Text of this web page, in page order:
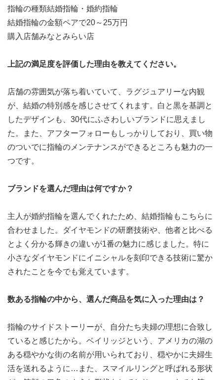
指輪の種類結婚指輪・婚約指輪
結婚指輪の金額ペアで20～25万円
購入店舗みなとみらい店
上記の満足度を評価した理由を教えてください。
店舗の雰囲気が落ち着いていて、ラグジュアリーな内観
が、結婚の特別感を感じさせてくれます。白と黒を基調と
したデザインも、30代にふさわしいブランドに思えまし
た。また、アフターフォローもしっかりしており、買い物
のついでに指輪のメンテナンスができるところも魅力の一
つです。
ブランドを選んだ理由は何ですか？
主人が婚約指輪を選んでくれたため、結婚指輪もこちらに
合わせました。ダイヤモンドの研磨技術や、他者と比べる
とよく分かる輝きの違いが1番の魅力に感じました。特に
小さなダイヤモンドにイニシャルを刻印できる技術に驚か
されたことを今でも覚えています。
数ある指輪の中から、選んだ商品を気に入った理由は？
指輪のサイドストーリーが、自分たち夫婦の理想に合致し
ていると感じたから。ベイリッジという、アメリカの湖の
ある穏やかな街の名前が用いられており、穏やかに夫婦生
活を送れるように…また、スマイルリングと呼ばれる形状